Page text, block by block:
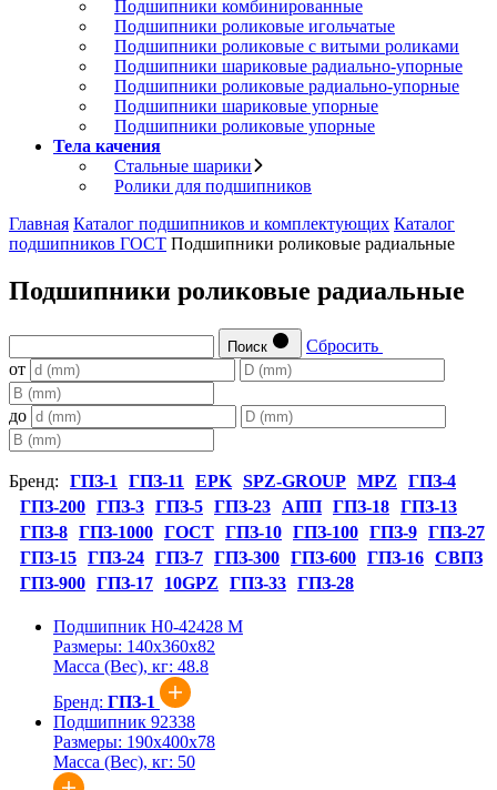
Подшипники комбинированные
Подшипники роликовые игольчатые
Подшипники роликовые с витыми роликами
Подшипники шариковые радиально-упорные
Подшипники роликовые радиально-упорные
Подшипники шариковые упорные
Подшипники роликовые упорные
Тела качения
Стальные шарики
Ролики для подшипников
Главная Каталог подшипников и комплектующих Каталог
подшипников ГОСТ Подшипники роликовые радиальные
Подшипники роликовые радиальные
Поиск
Сбросить
от
до
Бренд: ГПЗ-1 ГПЗ-11 EPK SPZ-GROUP MPZ
ГПЗ-4
ГПЗ-200 ГПЗ-3 ГПЗ-5 ГПЗ-23 АПП ГПЗ-18 ГПЗ-13
ГПЗ-8 ГПЗ-1000 ГОСТ ГПЗ-10 ГПЗ-100 ГПЗ-9 ГПЗ-27
ГПЗ-15 ГПЗ-24 ГПЗ-7 ГПЗ-300 ГПЗ-600 ГПЗ-16 СВПЗ
ГПЗ-900 ГПЗ-17 10GPZ ГПЗ-33 ГПЗ-28
Подшипник Н0-42428 М
Размеры: 140x360x82
Масса (Вес), кг: 48.8
Бренд: ГПЗ-1
Подшипник 92338
Размеры: 190x400x78
Масса (Вес), кг: 50